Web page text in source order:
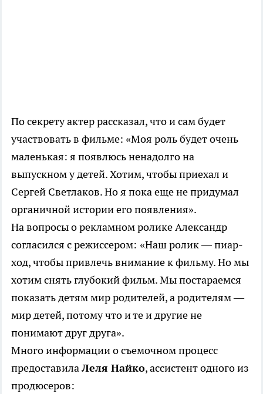
По секрету актер рассказал, что и сам будет
участвовать в фильме: «Моя роль будет очень
маленькая: я появлюсь ненадолго на
выпускном у детей. Хотим, чтобы приехал и
Сергей Светлаков. Но я пока еще не придумал
органичной истории его появления».
На вопросы о рекламном ролике Александр
согласился с режиссером: «Наш ролик — пиар-
ход, чтобы привлечь внимание к фильму. Но мы
хотим снять глубокий фильм. Мы постараемся
показать детям мир родителей, а родителям —
мир детей, потому что и те и другие не
понимают друг друга».
Много информации о съемочном процесс
предоставилаЛеля Найко, ассистент одного из
продюсеров: